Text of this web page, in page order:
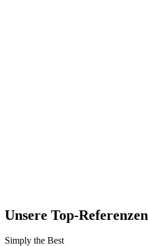
Unsere Top-Referenzen
Simply the Best